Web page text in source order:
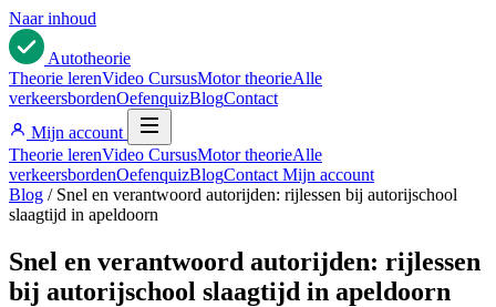
Naar inhoud
Autotheorie
Theorie lerenVideo CursusMotor theorieAlle
verkeersbordenOefenquizBlogContact
Mijn account
Theorie lerenVideo CursusMotor theorieAlle
verkeersbordenOefenquizBlogContact Mijn account
Blog / Snel en verantwoord autorijden: rijlessen bij autorijschool
slaagtijd in apeldoorn
Snel en verantwoord autorijden: rijlessen
bij autorijschool slaagtijd in apeldoorn